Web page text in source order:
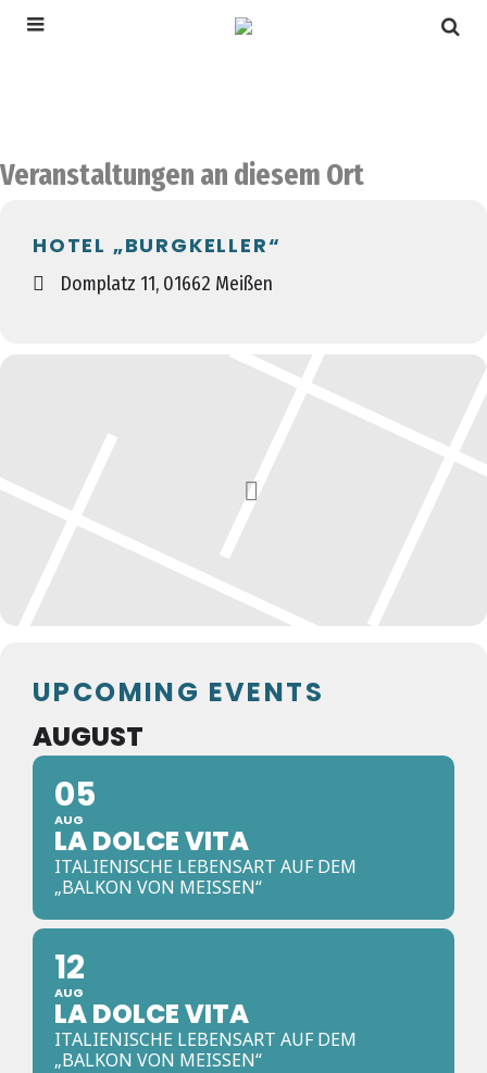
Veranstaltungen an diesem Ort
HOTEL „BURGKELLER“
Domplatz 11, 01662 Meißen
UPCOMING EVENTS
AUGUST
05
AUG
LA DOLCE VITA
ITALIENISCHE LEBENSART AUF DEM
„BALKON VON MEISSEN“
12
AUG
LA DOLCE VITA
ITALIENISCHE LEBENSART AUF DEM
„BALKON VON MEISSEN“